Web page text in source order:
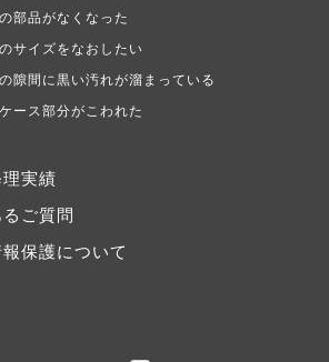
部品がなくなった
サイズをなおしたい
隙間に黒い汚れが溜まっている
ース部分がこわれた
実績
ご質問
保護について